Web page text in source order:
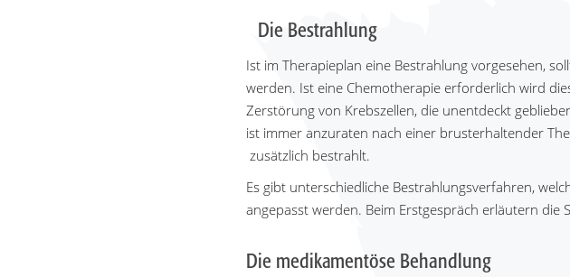
Die Bestrahlung
Ist im Therapieplan eine Bestrahlung vorgesehen,
werden. Ist eine Chemotherapie erforderlich wird
Zerstörung von Krebszellen, die unentdeckt
ist immer anzuraten nach einer brusterhaltender
zusätzlich bestrahlt.
Es gibt unterschiedliche Bestrahlungsverfahren,
angepasst werden. Beim Erstgespräch erläutern
Die medikamentöse Behandlung